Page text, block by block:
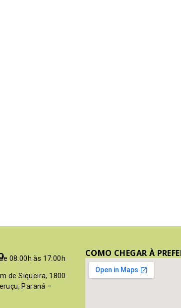
08:00h às 17:00h
de Siqueira, 1800
Paraná –
COMO CHEGAR À